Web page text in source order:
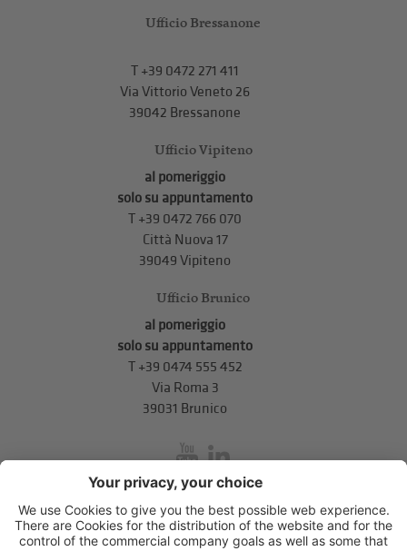
Ufficio Bressanone
T +39 0472 271 411
Via Vittorio Veneto 26
39042 Bressanone
Ufficio Vipiteno
al pomeriggio
solo su appuntamento
T +39 0472 766 070
Città Nuova 17
39049 Vipiteno
Ufficio Brunico
al pomeriggio
solo su appuntamento
T+39 0474 555 452
Via Roma 3
39031 Brunico
inService
Via di Mezzo ai Piani 5 ,39100 Bolzano.T+39 0471 310 311.
info@unione-bz.it